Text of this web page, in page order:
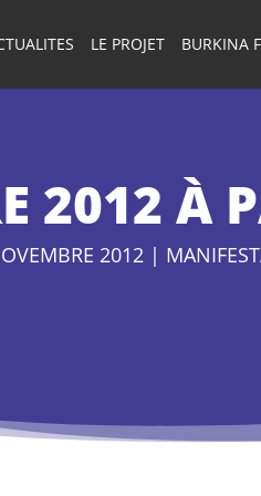
LE PROJET BURKINA
2012 À
2012 |